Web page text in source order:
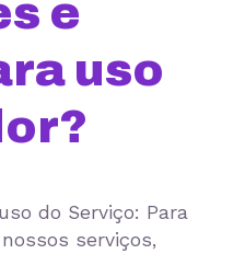
e
uso
do Serviço: Para
serviços,